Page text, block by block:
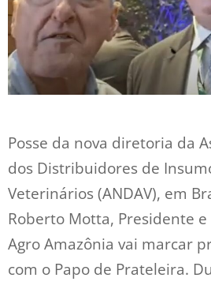
Posse da nova diretoria da
dos Distribuidores de
Veterinários (ANDAV), em
Roberto Motta, Presidente e
Agro Amazônia vai marcar
com o Papo de Prateleira.